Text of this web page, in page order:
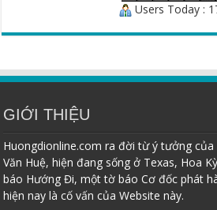
Users Today :
GIỚI THIỆU
Huongdionline.com ra đời từ ý tưởng
Văn Huệ, hiện đang sống ở Texas, Hoa
báo Hướng Đi, một tờ báo Cơ đốc phát
hiện nay là cố vấn của Website này.